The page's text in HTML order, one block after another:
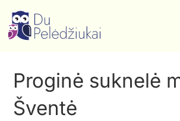
Proginė suknelė
Šventė